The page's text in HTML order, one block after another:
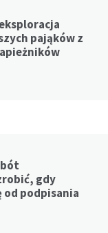
pająków z
gdy
od podpisania